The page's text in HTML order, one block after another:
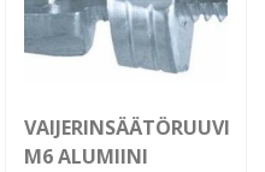
VAIJERINSÄÄTÖRUUVI
M6 ALUMIINI